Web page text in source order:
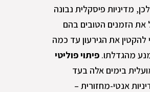
מדיניות פיסקלית נבונה
את הזמנים הטובים בהם
את הגירעון עד כמה
מהגדלתו. פיתוי פוליטי
בימים אלה בעד
אנטי-מחזורית –